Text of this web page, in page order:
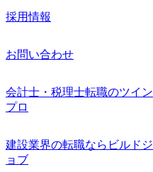
採用情報
お問い合わせ
会計士・税理士転職のツイン
プロ
建設業界の転職ならビルドジ
ョブ